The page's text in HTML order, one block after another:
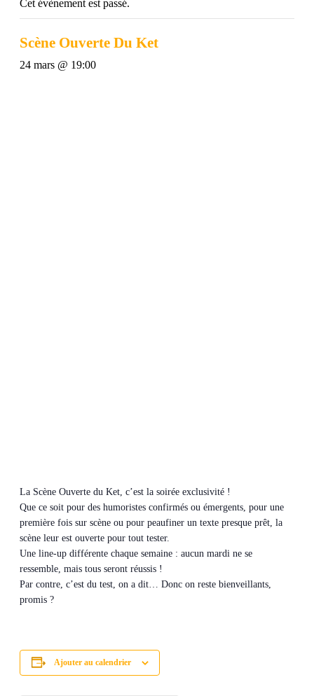
Cet évènement est passé.
Scène Ouverte Du Ket
24 mars @ 19:00
La Scène Ouverte du Ket, c’est la soirée exclusivité !
Que ce soit pour des humoristes confirmés ou émergents, pour une
première fois sur scène ou pour peaufiner un texte presque prêt, la
scène leur est ouverte pour tout tester.
Une line-up différente chaque semaine : aucun mardi ne se
ressemble, mais tous seront réussis !
Par contre, c’est du test, on a dit… Donc on reste bienveillants,
promis ?
Ajouter au calendrier